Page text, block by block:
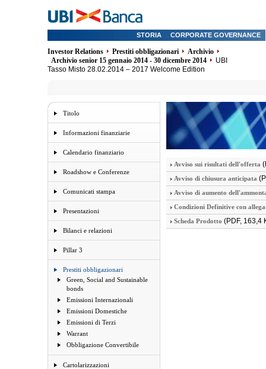
STORIA CORPORATE GOVERNANCE
Investor Relations Prestiti obbligazionari
Archivio
Archivio senior 15 gennaio 2014 - 30 dicembre 2014
UBI
Tasso Misto 28.02.2014 – 2017 Welcome Edition
Titolo
Informazioni finanziarie
Calendario finanziario
Roadshow e Conferenze
Comunicati stampa
Presentazioni
Bilanci e relazioni
Pillar 3
Prestiti obbligazionari
Green, Social and Sustainable
bonds
Emissioni Internazionali
Emissioni Domestiche
Emissioni di Terzi
Warrant
Obbligazione Convertibile
Cartolarizzazioni
Avviso sui risultati dell'offerta
Avviso di chiusura anticipata
Avviso di aumento
Condizioni Definitive con
Scheda Prodotto (PDF, 163,4